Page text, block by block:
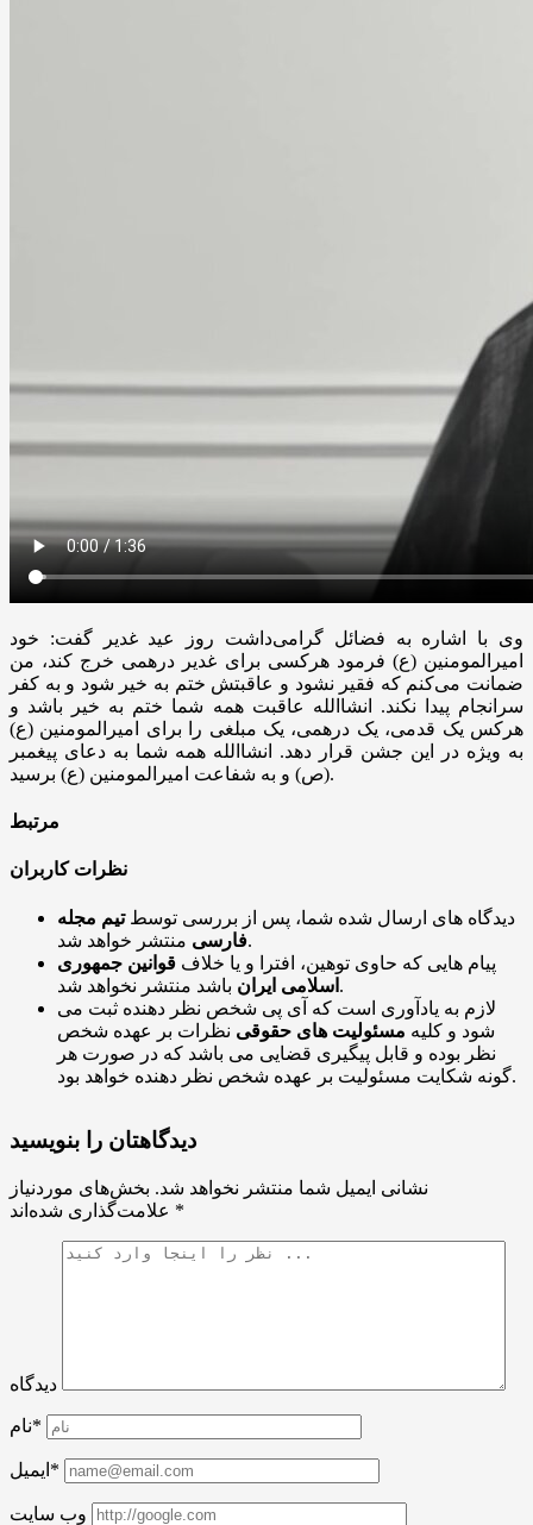
وی با اشاره به فضائل گرامی‌داشت روز عید غدیر گفت: خود
امیرالمومنین (ع) فرمود هرکسی برای غدیر درهمی خرج کند، من
ضمانت می‌کنم که فقیر نشود و عاقبتش ختم به خیر شود و به کفر
سرانجام پیدا نکند. انشاالله عاقبت همه شما ختم به خیر باشد و
هرکس یک قدمی، یک درهمی، یک مبلغی را برای امیرالمومنین (ع)
به ویژه در این جشن قرار دهد. انشاالله همه شما به دعای پیغمبر
(ص) و به شفاعت امیرالمومنین (ع) برسید.
مرتبط
نظرات کاربران
دیدگاه های ارسال شده شما، پس از بررسی توسطتیم مجله
فارسیمنتشر خواهد شد.
پیام هایی که حاوی توهین، افترا و یا خلاف قوانین جمهوری
اسلامی ایران باشد منتشر نخواهد شد.
لازم به یادآوری است که آی پی شخص نظر دهنده ثبت می
شود و کلیه مسئولیت های حقوقی نظرات بر عهده شخص
نظر بوده و قابل پیگیری قضایی می باشد که در صورت هر
گونه شکایت مسئولیت بر عهده شخص نظر دهنده خواهد بود.
دیدگاهتان را بنویسید
نشانی ایمیل شما منتشر نخواهد شد. بخش‌های موردنیاز
*
دیدگاه
نام*
ایمیل*
وب سایت